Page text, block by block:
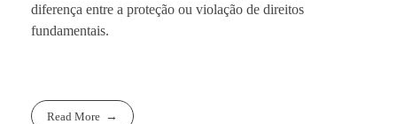
diferença entre a proteção ou violação de direitos
fundamentais.
Read More